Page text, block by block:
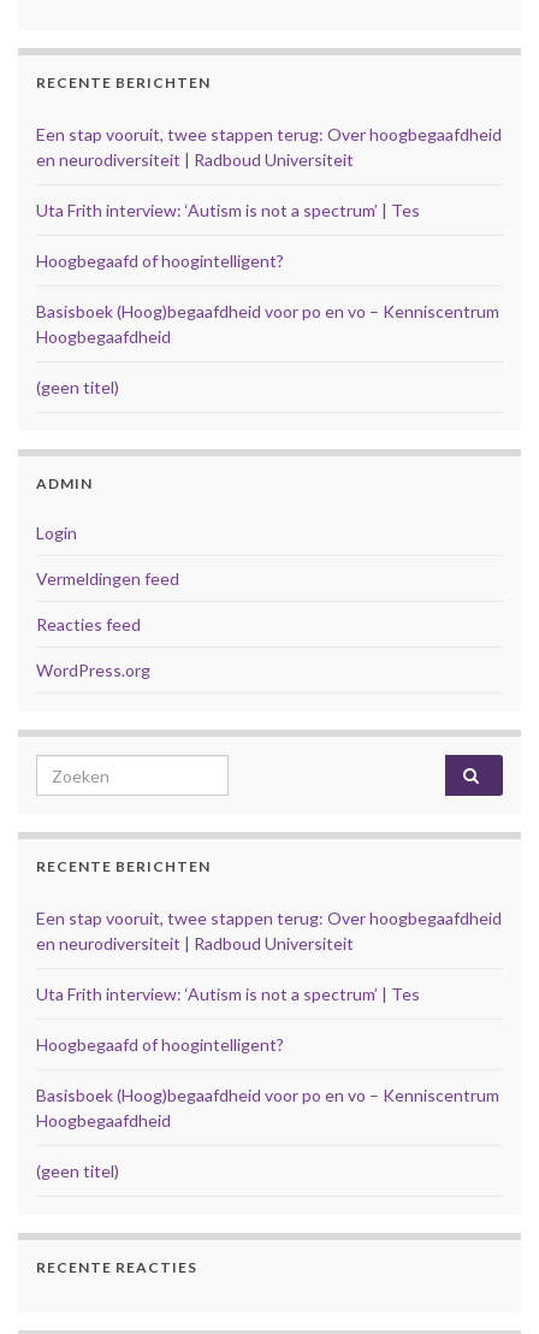
RECENTE BERICHTEN
Een stap vooruit, twee stappen terug: Over hoogbegaafdheid
en neurodiversiteit | Radboud Universiteit
Uta Frith interview: ‘Autism is not a spectrum’ | Tes
Hoogbegaafd of hoogintelligent?
Basisboek (Hoog)begaafdheid voor po en vo – Kenniscentrum
Hoogbegaafdheid
(geen titel)
ADMIN
Login
Vermeldingen feed
Reacties feed
WordPress.org
Search for:
RECENTE BERICHTEN
Een stap vooruit, twee stappen terug: Over hoogbegaafdheid
en neurodiversiteit | Radboud Universiteit
Uta Frith interview: ‘Autism is not a spectrum’ | Tes
Hoogbegaafd of hoogintelligent?
Basisboek (Hoog)begaafdheid voor po en vo – Kenniscentrum
Hoogbegaafdheid
(geen titel)
RECENTE REACTIES